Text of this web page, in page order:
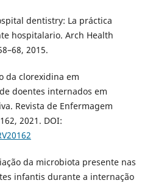
dentistry: La práctica
hospitalario. Arch Health
2015.
da clorexidina em
doentes internados em
Revista de Enfermagem
2021. DOI:
da microbiota presente nas
infantis durante a internação